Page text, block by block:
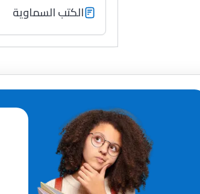
الكتب السماوية